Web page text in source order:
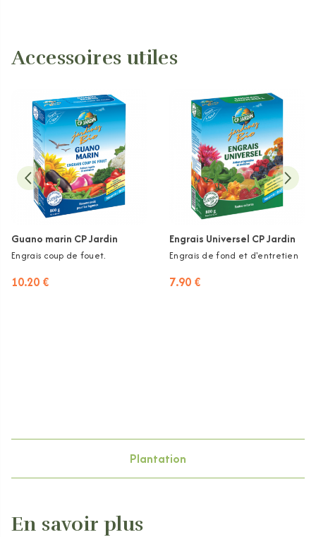
Accessoires utiles
Guano marin CP Jardin
Engrais coup de fouet.
10.20 €
Engrais Universel CP Jardin
Engrais de fond et d'entretien
7.90 €
Plantation
En savoir plus